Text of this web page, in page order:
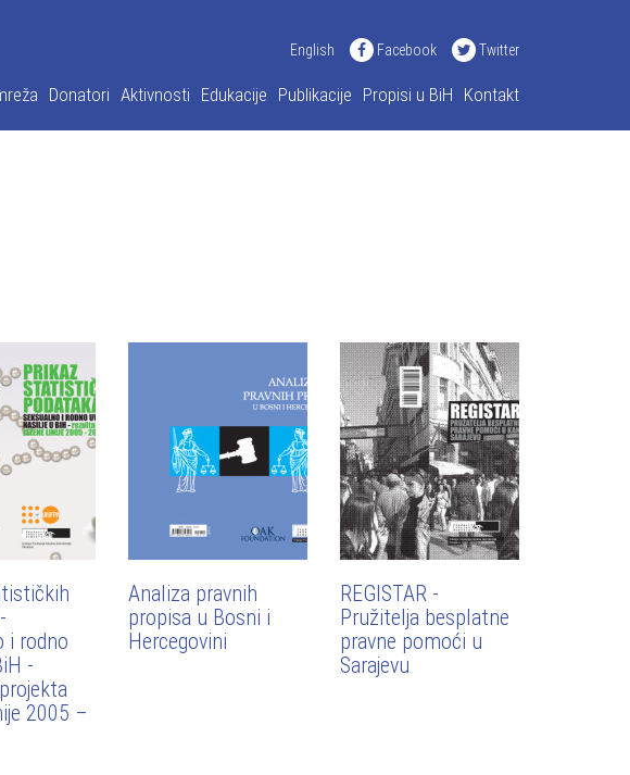
English Facebook Twitter
Donatori Aktivnosti Edukacije Publikacije Propisi u BiH Kontakt
i rodno
-
2005 –
Analiza pravnih
propisa u Bosni i
Hercegovini
REGISTAR -
Pružitelja besplatne
pravne pomoći u
Sarajevu